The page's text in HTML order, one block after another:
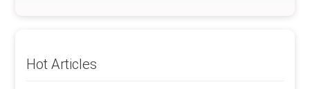
Hot Articles